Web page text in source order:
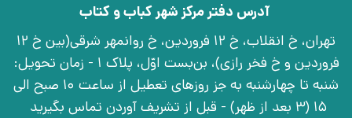
آدرس دفتر مرکز شهر کباب و کتاب
تهران، خ انقلاب، خ 12 فروردین، خ روانمهر شرقی(بین خ 12
فروردین و خ فخر رازی)، بن‌بست اوّل، پلاک 1 - زمان تحویل:
شنبه تا چهارشنبه به جز روزهای تعطیل از ساعت 10 صبح الی
15 (3 بعد از ظهر) - قبل از تشریف آوردن تماس بگیرید